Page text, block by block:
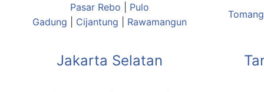
Pasar Rebo
Pulo
Gadung
Cijantung Rawamangun
Tomang
Jakarta Selatan